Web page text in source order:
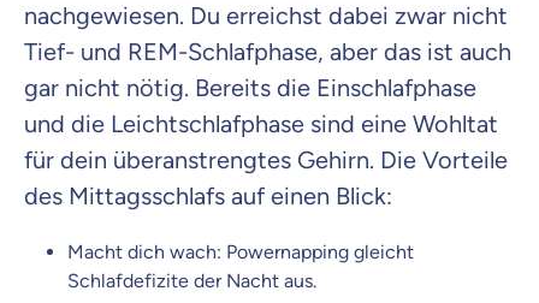
nachgewiesen. Du erreichst dabei zwar nicht
Tief- und REM-Schlafphase, aber das ist auch
gar nicht nötig. Bereits die Einschlafphase
und die Leichtschlafphase sind eine Wohltat
für dein überanstrengtes Gehirn. Die Vorteile
des Mittagsschlafs auf einen Blick:
Macht dich wach: Powernapping gleicht
Schlafdefizite der Nacht aus.